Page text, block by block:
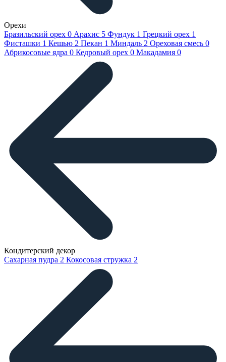
Орехи
Бразильский орех 0 Арахис 5 Фундук 1 Грецкий орех 1
Фисташки 1 Кешью 2 Пекан 1 Миндаль 2 Ореховая смесь 0
Абрикосовые ядра 0 Кедровый орех 0 Макадамия 0
Кондитерский декор
Сахарная пудра 2 Кокосовая стружка 2